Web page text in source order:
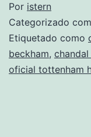
Por istern
Categorizado
Etiquetado como
beckham,
oficial tottenham